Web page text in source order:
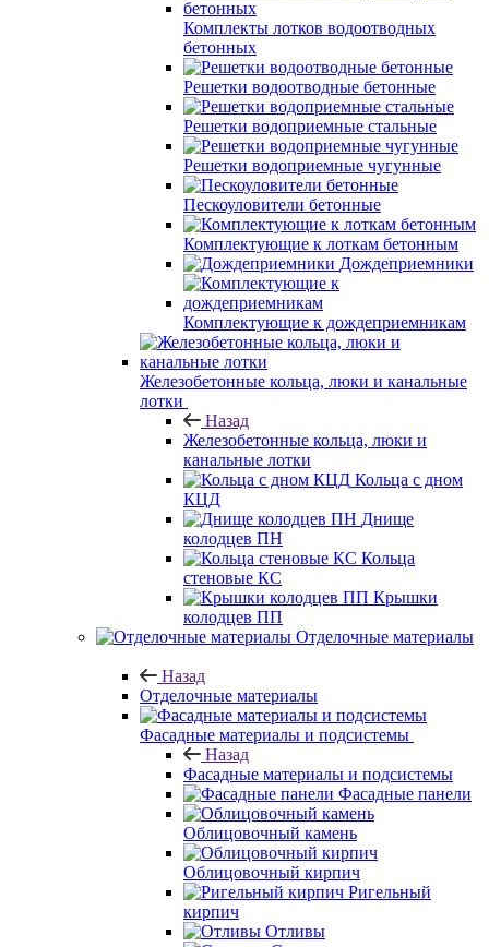
Комплекты лотков водоотводных
бетонных
Решетки водоотводные бетонные
Решетки водоприемные стальные
Решетки водоприемные чугунные
Пескоуловители бетонные
Комплектующие к лоткам бетонным
Дождеприемники
Комплектующие к дождеприемникам
Железобетонные кольца, люки и канальные
лотки
Назад
Железобетонные кольца, люки и
канальные лотки
Кольца с дном
КЦД
Днище
колодцев ПН
Кольца
стеновые КС
Крышки
колодцев ПП
Отделочные материалы
Назад
Отделочные материалы
Фасадные материалы и подсистемы
Назад
Фасадные материалы и подсистемы
Фасадные панели
Облицовочный камень
Облицовочный кирпич
Ригельный
кирпич
Отливы